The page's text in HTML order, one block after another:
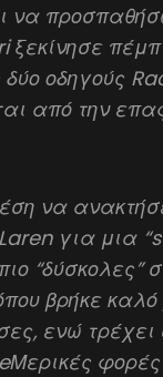
να
ξεκίνησε
οδηγούς
από την
να
για μια
“δύσκολες”
βρήκε
ενώ